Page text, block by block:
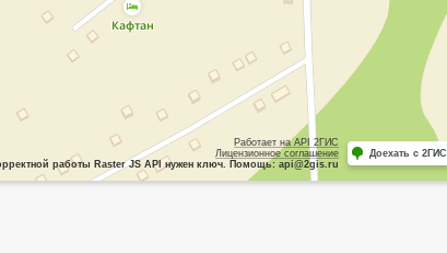
Работает на API 2ГИС
Лицензионное соглашение
работы Raster JS API нужен ключ. Помощь: api@2gis.ru
Доехать с 2ГИС